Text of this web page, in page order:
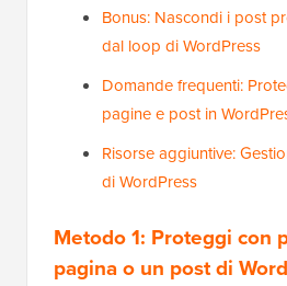
Bonus: Nascondi i post
dal loop di WordPress
Domande frequenti:
pagine e post in
Risorse aggiuntive:
di WordPress
Metodo 1: Proteggi con
pagina o un post di